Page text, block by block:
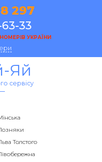
297
63-33
УКРАЇНИ
Яй
сервісу
Толстого